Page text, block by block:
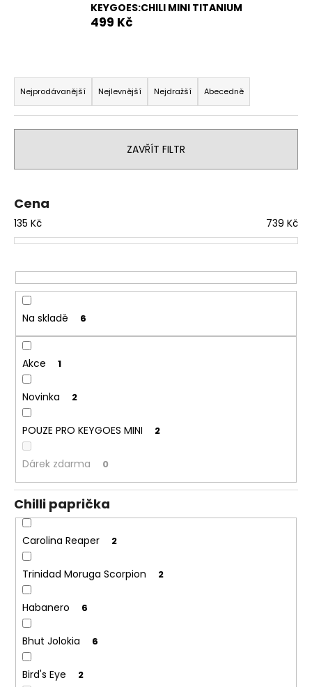
KEYGOES:CHILI MINI TITANIUM
499 Kč
Ř
a
z
e
í
r
o
d
k
t
ů
Nejprodávanější Nejlevnější Nejdražší Abecedně
ZAVŘÍT FILTR
Cena
135 Kč 739 Kč
Na skladě 6
Akce 1
Novinka 2
POUZE PRO KEYGOES MINI 2
Dárek zdarma 0
Chilli paprička
Carolina Reaper 2
Trinidad Moruga Scorpion 2
Habanero 6
Bhut Jolokia 6
Bird's Eye 2
p
o
r
u
j
m
e
REAPER
MASH
(100
ML)
Kč
Původně:
219
Kč